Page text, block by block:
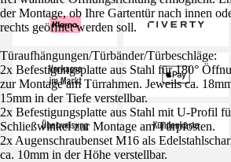
der Montage, ob Ihre Gartentür nach innen
rechts geöffnet werden soll.
Türaufhängungen/Türbänder/Türbeschläge:
2x Befestigungsplatte aus Stahl für 180°
zur Montage am Türrahmen. Jeweils ca.
15mm in der Tiefe verstellbar.
2x Befestigungsplatte aus Stahl mit U-Profil
Schließwinkel zur Montage am Türpfosten.
2x Augenschraubenset M16 als
ca. 10mm in der Höhe verstellbar.